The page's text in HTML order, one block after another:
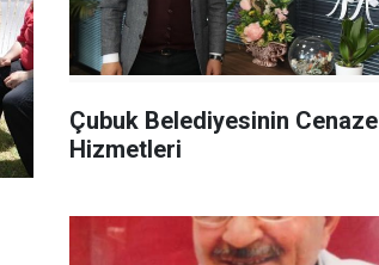
Çubuk Belediyesinin Cenaze
Hizmetleri